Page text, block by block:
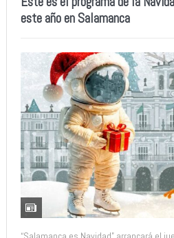
este año en Salamanca